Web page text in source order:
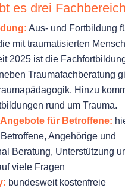
es drei
Aus- und Fortbildung
mit traumatisierten
2025 ist die
Traumafachberatung
Hinzu
rund um Trauma.
für Betroffene:
Angehörige und
Beratung, Unterstützung
viele Fragen
bundesweit kostenfreie